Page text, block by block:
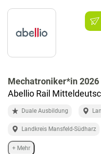
Mechatroniker*in
Abellio Rail
Duale Ausbildung
Landkreis Mansfeld-Südharz
+ Mehr